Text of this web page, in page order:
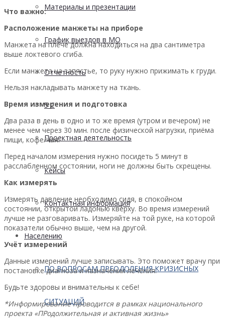
Материалы и презентации
График выездов в МО
Отчетность
5 С
Проектная деятельность
Кейсы
Контактная информация
Населению
ПО ВОПРОСАМ ПРЕОДОЛЕНИЯ КРИЗИСНЫХ
СИТУАЦИЙ
Что важно:
Расположение манжеты на приборе
Манжета на плече должна находиться на два сантиметра
выше локтевого сгиба.
Если манжета на запястье, то руку нужно прижимать к груди.
Нельзя накладывать манжету на ткань.
Время измерения и подготовка
Два раза в день в одно и то же время (утром и вечером) не
менее чем через 30 мин. после физической нагрузки, приёма
пищи, кофе/чая.
Перед началом измерения нужно посидеть 5 минут в
расслабленном состоянии, ноги не должны быть скрещены.
Как измерять
Измерять давление необходимо сидя, в спокойном
состоянии, открытой ладонью кверху. Во время измерений
лучше не разговаривать. Измеряйте на той руке, на которой
показатели обычно выше, чем на другой.
Учёт измерений
Данные измерений лучше записывать. Это поможет врачу при
постановке диагноза и назначении лечения.
Будьте здоровы и внимательны к себе!
*Информирование проводится в рамках национального
проекта «ПРодолжительная и активная жизнь»